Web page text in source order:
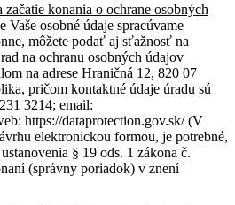
konania o ochrane osobných
Vaše osobné údaje spracúvame
môžete podať aj sťažnosť na
na ochranu osobných údajov
na adrese Hraničná 12, 820 07
pričom kontaktné údaje úradu sú
3214; email:
https://dataprotection.gov.sk/ (V
elektronickou formou, je potrebné,
§ 19 ods. 1 zákona č.
(správny poriadok) v znení